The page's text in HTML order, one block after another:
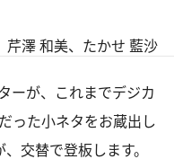
芹澤 和美、たかせ 藍沙
ーが、これまでデジカ
った小ネタをお蔵出し
交替で登板します。